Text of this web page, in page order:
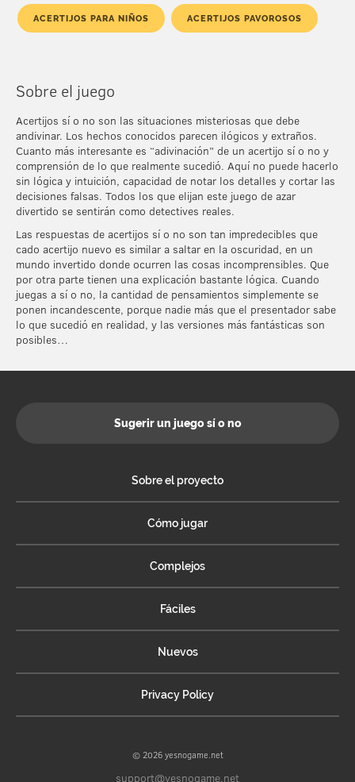
ACERTIJOS PARA NIÑOS ACERTIJOS PAVOROSOS
Sobre el juego
Acertijos sí o no son las situaciones misteriosas que debe
andivinar. Los hechos conocidos parecen ilógicos y extraños.
Cuanto más interesante es “adivinación” de un acertijo sí o no y
comprensión de lo que realmente sucedió. Aquí no puede hacerlo
sin lógica y intuición, capacidad de notar los detalles y cortar las
decisiones falsas. Todos los que elijan este juego de azar
divertido se sentirán como detectives reales.
Las respuestas de acertijos sí o no son tan impredecibles que
cado acertijo nuevo es similar a saltar en la oscuridad, en un
mundo invertido donde ocurren las cosas incomprensibles. Que
por otra parte tienen una explicación bastante lógica. Cuando
juegas a sí o no, la cantidad de pensamientos simplemente se
ponen incandescente, porque nadie más que el presentador sabe
lo que sucedió en realidad, y las versiones más fantásticas son
posibles…
Sugerir un juego sí o no
Sobre el proyecto
Cómo jugar
Complejos
Fáciles
Nuevos
Privacy Policy
© 2026 yesnogame.net
support@yesnogame.net